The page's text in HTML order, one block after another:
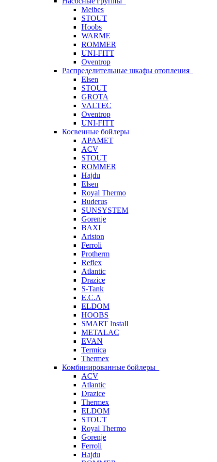
Meibes
STOUT
Hoobs
WARME
ROMMER
UNI-FITT
Oventrop
Распределительные шкафы отопления
Elsen
STOUT
GROTA
VALTEC
Oventrop
UNI-FITT
Косвенные бойлеры
APAMET
ACV
STOUT
ROMMER
Hajdu
Elsen
Royal Thermo
Buderus
SUNSYSTEM
Gorenje
BAXI
Ariston
Ferroli
Protherm
Reflex
Atlantic
Drazice
S-Tank
E.C.A
ELDOM
HOOBS
SMART Install
METALAC
EVAN
Termica
Thermex
Комбинированные бойлеры
ACV
Atlantic
Drazice
Thermex
ELDOM
STOUT
Royal Thermo
Gorenje
Ferroli
Hajdu